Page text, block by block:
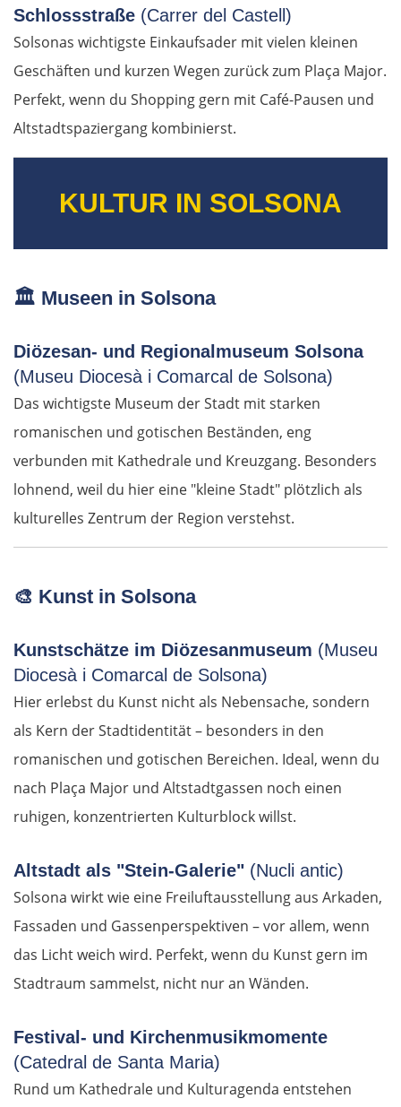
Schlossstraße (Carrer del Castell)
Solsonas wichtigste Einkaufsader mit vielen kleinen
Geschäften und kurzen Wegen zurück zum Plaça Major.
Perfekt, wenn du Shopping gern mit Café-Pausen und
Altstadtspaziergang kombinierst.
KULTUR IN SOLSONA
🏛️ Museen in Solsona
Diözesan- und Regionalmuseum Solsona
(Museu Diocesà i Comarcal de Solsona)
Das wichtigste Museum der Stadt mit starken
romanischen und gotischen Beständen, eng
verbunden mit Kathedrale und Kreuzgang. Besonders
lohnend, weil du hier eine "kleine Stadt" plötzlich als
kulturelles Zentrum der Region verstehst.
🎨 Kunst in Solsona
Kunstschätze im Diözesanmuseum (Museu
Diocesà i Comarcal de Solsona)
Hier erlebst du Kunst nicht als Nebensache, sondern
als Kern der Stadtidentität – besonders in den
romanischen und gotischen Bereichen. Ideal, wenn du
nach Plaça Major und Altstadtgassen noch einen
ruhigen, konzentrierten Kulturblock willst.
Altstadt als "Stein-Galerie" (Nucli antic)
Solsona wirkt wie eine Freiluftausstellung aus Arkaden,
Fassaden und Gassenperspektiven – vor allem, wenn
das Licht weich wird. Perfekt, wenn du Kunst gern im
Stadtraum sammelst, nicht nur an Wänden.
Festival- und Kirchenmusikmomente
(Catedral de Santa Maria)
Rund um Kathedrale und Kulturagenda entstehen